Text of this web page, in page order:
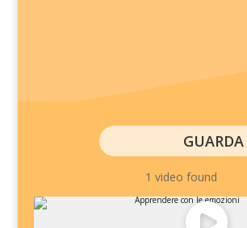
GUARDA
1 video found